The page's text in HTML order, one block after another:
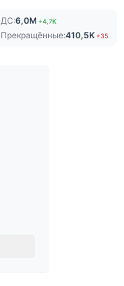
ДС:6,0M +4,7K
Прекращённые:410,5K +35